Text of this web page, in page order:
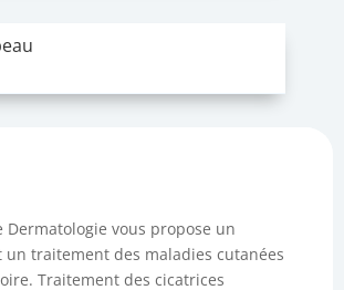
Dermatologie vous propose un
un traitement des maladies cutanées
Traitement des cicatrices